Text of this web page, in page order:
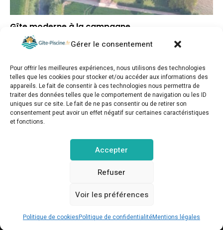
Gérer le consentement
Pour offrir les meilleures expériences, nous utilisons des technologies
telles que les cookies pour stocker et/ou accéder aux informations des
appareils. Le fait de consentir à ces technologies nous permettra de
traiter des données telles que le comportement de navigation ou les ID
uniques sur ce site. Le fait de ne pas consentir ou de retirer son
consentement peut avoir un effet négatif sur certaines caractéristiques
et fonctions.
Accepter
Refuser
Voir les préférences
Politique de cookiesPolitique de confidentialitéMentions légales
Réserver sur Booking.com
Réduction Genius 10% et plus possible via ce lien.
Gîte moderne à la campagne
Note globale
▲Rapport qualité/prix
gite-piscine.fr © Copyright 2025. Tous droits réservés.
POLITIQUE DE CONFIDENTIALITÉ
POLITIQUE DE COOKIES (UE) CONTACT